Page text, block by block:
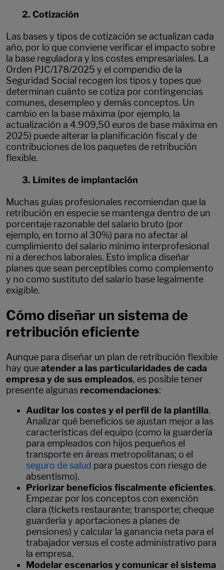
2. Cotización
Las bases y tipos de cotización se actualizan cada
año, por lo que conviene verificar el impacto sobre
la base reguladora y los costes empresariales. La
Orden PJC/178/2025 y el compendio de la
Seguridad Social recogen los tipos y topes que
determinan cuánto se cotiza por contingencias
comunes, desempleo y demás conceptos. Un
cambio en la base máxima (por ejemplo, la
actualización a 4.909,50 euros de base máxima en
2025) puede alterar la planificación fiscal y de
contribuciones de los paquetes de retribución
flexible.
3. Límites de implantación
Muchas guías profesionales recomiendan que la
retribución en especie se mantenga dentro de un
porcentaje razonable del salario bruto (por
ejemplo, en torno al 30%) para no afectar al
cumplimiento del salario mínimo interprofesional
ni a derechos laborales. Esto implica diseñar
planes que sean perceptibles como complemento
y no como sustituto del salario base legalmente
exigible.
Cómo diseñar un sistema de
retribución eficiente
Aunque para diseñar un plan de retribución flexible
hay queatender a las particularidades de cada
empresa y de sus empleados, es posible tener
presente algunas recomendaciones:
Auditar los costes y el perfil de la plantilla.
Analizar qué beneficios se ajustan mejor a las
características del equipo (como la guardería
para empleados con hijos pequeños el
transporte en áreas metropolitanas; o el
seguro de salud para puestos con riesgo de
absentismo).
Priorizar beneficios fiscalmente eficientes.
Empezar por los conceptos con exención
clara (tickets restaurante; transporte; cheque
guardería y aportaciones a planes de
pensiones) y calcular la ganancia neta para el
trabajador versus el coste administrativo para
la empresa.
Modelar escenarios y comunicar el sistema